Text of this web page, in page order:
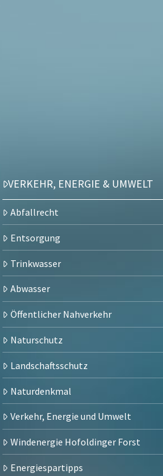
VERKEHR, ENERGIE & UMWELT
Abfallrecht
Entsorgung
Trinkwasser
Abwasser
Öffentlicher Nahverkehr
Naturschutz
Landschaftsschutz
Naturdenkmal
Verkehr, Energie und Umwelt
Windenergie Hofoldinger Forst
Energiespartipps